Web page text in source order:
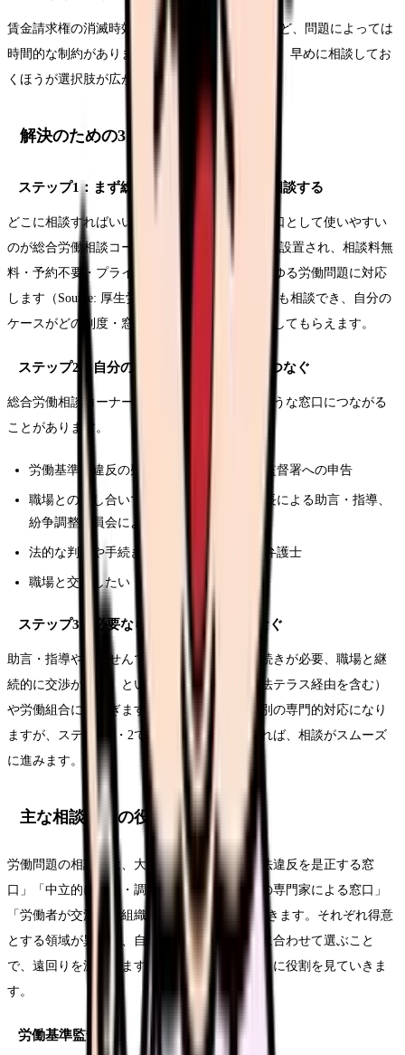
賃金請求権の消滅時効は当分の間3年とされるなど、問題によっては
時間的な制約があります（Source: 厚生労働省）。早めに相談してお
くほうが選択肢が広がる場合があります。
解決のための3ステップ
ステップ1：まず総合労働相談コーナーに相談する
どこに相談すればいいか迷う場合、最初の入り口として使いやすい
のが総合労働相談コーナーです。全国378か所に設置され、相談料無
料・予約不要・プライバシーに配慮して、あらゆる労働問題に対応
します（Source: 厚生労働省）。電話でも対面でも相談でき、自分の
ケースがどの制度・窓口に向いているかを整理してもらえます。
ステップ2：自分のケースに合った窓口につなぐ
総合労働相談コーナーで整理した結果、次のような窓口につながる
ことがあります。
労働基準法違反の疑いが明確 → 労働基準監督署への申告
職場との話し合いで解決したい → 労働局長による助言・指導、
紛争調整委員会によるあっせん
法的な判断や手続きが必要 → 法テラス、弁護士
職場と交渉したい → 労働組合
ステップ3：必要なら専門家・組織につなぐ
助言・指導やあっせんで解決しない、法的手続きが必要、職場と継
続的に交渉が必要、という場合は、弁護士（法テラス経由を含む）
や労働組合につなぎます。ここまで来ると個別の専門的対応になり
ますが、ステップ1・2で事実が整理されていれば、相談がスムーズ
に進みます。
主な相談窓口の役割と使い分け
労働問題の相談先は、大きく分けて「行政が法違反を是正する窓
口」「中立的に相談・調整する窓口」「法律の専門家による窓口」
「労働者が交渉する組織」の4タイプに整理できます。それぞれ得意
とする領域が異なり、自分の悩みと望む結果に合わせて選ぶこと
で、遠回りを減らせます。以下、主な窓口ごとに役割を見ていきま
す。
労働基準監督署